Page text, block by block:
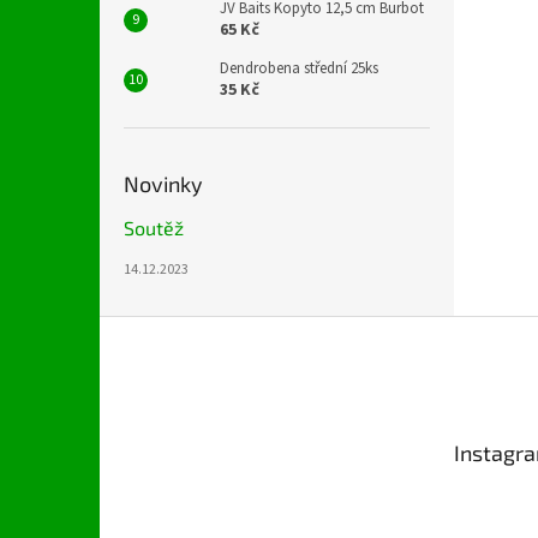
JV Baits Kopyto 12,5 cm Burbot
65 Kč
Dendrobena střední 25ks
35 Kč
Novinky
Soutěž
14.12.2023